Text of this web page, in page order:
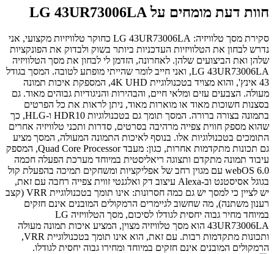
חוות דעת מומחים על LG 43UR73006LA
סקירת מסך טלוויזיה: LG 43UR73006LA כחוקר טלוויזיות מקצועי, אני
נדרש לבחון את הטלוויזיות העדכניות ביותר בשוק ולבדוק את הפונקציות
שלהן ואת הביצועים שלהן. לאחרונה, הזדמן לי לבחון את מסך הטלוויזיה
LG 43UR73006LA, ואני חייב לומר שהייתי מופתע לטובה. המסך בגודל
43 אינץ', והוא מצויד בטכנולוגיית 4K UHD, המספקת איכות תמונה
מעולה. הצבעים עזים ומלאי חיים, והבהירות והניגודיות גבוהים מאוד. גם
בסצנות חשוכות מאוד או מוארות מאוד, ניתן לראות את כל הפרטים
בתמונה בצורה ברורה. המסך תומך גם בטכנולוגיות HDR10 ו-HLG, כך
שהוא מספק חווית צפייה מרהיבה בסרטים, סדרות ותכני טלוויזיה אחרים
התומכים בטכנולוגיות אלו. בנוסף לאיכות התמונה המעולה, המסך מציע
גם תכונות מתקדמות אחרות, כגון: מעבד Quad Core Processor, המספק
עיבוד תמונה מתקדם ותצוגה ריאליסטית במיוחד מערכת הפעלה חכמה
webOS 6.0 עם מגוין רחב של אפליקציות ומשחקים תמיכה בהפעלת קול
בגוגל אסיסטנט וב-Alexa עיצוב דק ואלגנטי זווית צפייה רחבה עם זאת,
יש לציין כי למסך יש גם כמה חסרונות: אינו תומך בטכנולוגיית VRR (קצב
רענון משתנה), מה שחשוב לגיימרים הרמקולים המובנים אינם חזקים
במיוחד מחיר גבוה יחסית לגודלו לסיכום, מסך הטלוויזיה LG
43UR73006LA הוא מסך טלוויזיה מצוין, המציע איכות תמונה מעולה
ותכונות מתקדמות רבות. עם זאת, הוא אינו תומך בטכנולוגיית VRR,
הרמקולים המובנים אינם חזקים במיוחד ומחירו גבוה יחסית לגודלו.